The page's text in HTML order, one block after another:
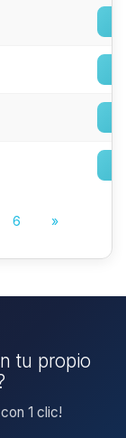
6 »
tu propio
1 clic!